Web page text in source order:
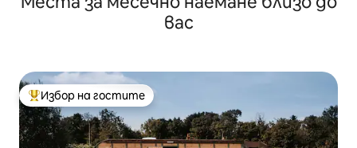
вас
Най-популярен избор на гостите
Избор на гостите